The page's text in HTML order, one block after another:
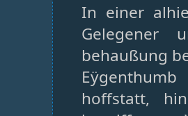
In einer
Gelegener
behaußung
hoffstatt,